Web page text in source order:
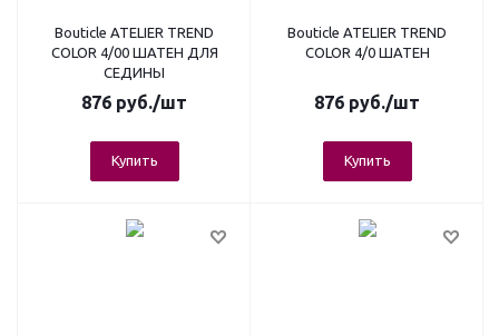
Bouticle ATELIER TREND
COLOR 4/00 ШАТЕН ДЛЯ
СЕДИНЫ
876 руб./шт
Купить
Bouticle ATELIER TREND
COLOR 4/0 ШАТЕН
876 руб./шт
Купить